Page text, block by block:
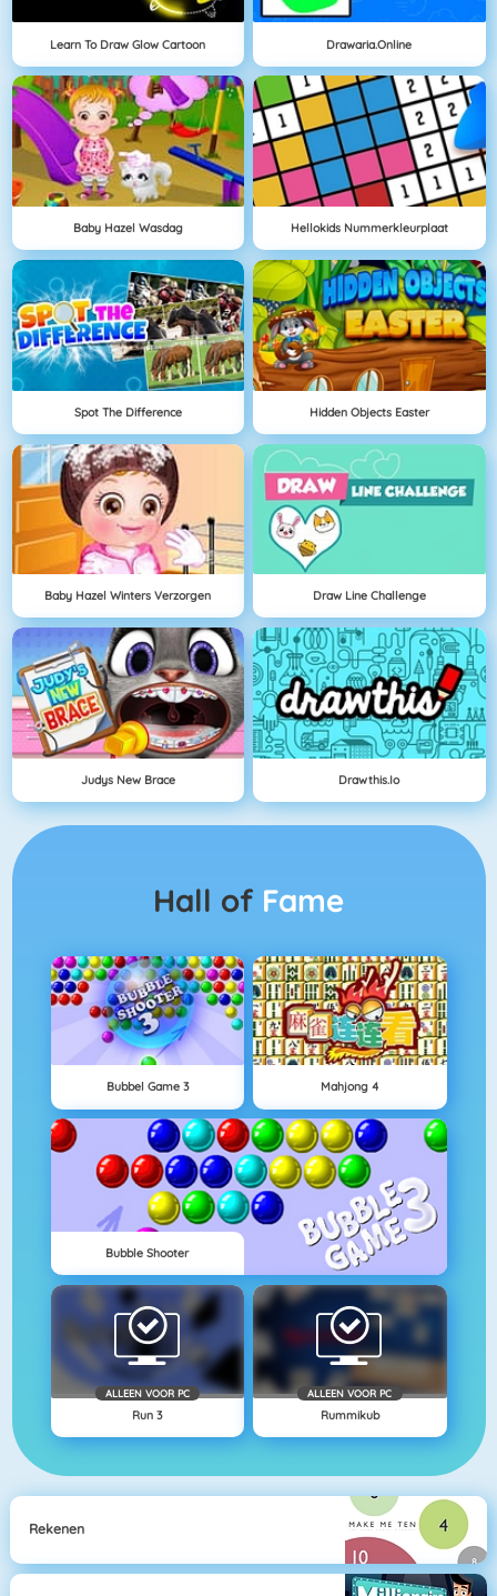
Learn To Draw Glow Cartoon Drawaria.online
Baby Hazel Wasdag Hellokids Nummerkleurplaat
Spot The Difference Hidden Objects Easter
Baby Hazel Winters Verzorgen Draw Line Challenge
Judys New Brace Drawthis.io
Hall of Fame
Bubbel Game 3 Mahjong 4
Bubble Shooter
ALLEEN VOOR PC
Run 3
ALLEEN VOOR PC
Rummikub
Rekenen